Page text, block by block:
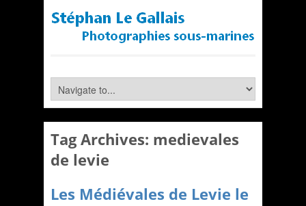
Tag Archives: medievales
de levie
Les Médiévales de Levie le